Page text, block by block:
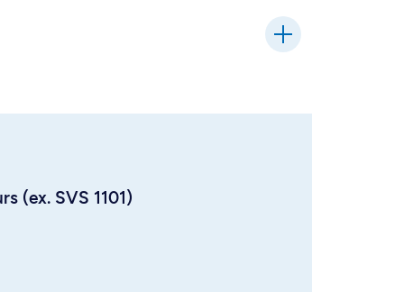
(ex. SVS 1101)